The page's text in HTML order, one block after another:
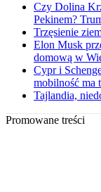
Czy Dolina
Pekinem?
Trzęsienie
Elon Musk
domową w
Cypr i
mobilność ma
Tajlandia,
Promowane treści